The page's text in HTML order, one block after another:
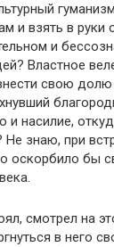
и взять в руки
и
Властное
свою
и насилие,
Не знаю, при
оскорби­ло бы
смотрел на
в него